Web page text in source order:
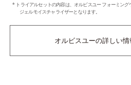
* トライアルセットの内容は、オルビスユー フォーミング
ジェルモイスチャライザーとなります。
オルビスユーの詳しい